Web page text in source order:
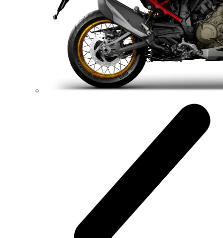
Streetfighter V4
214 hp
Výkon
120 Nm Krútiaci moment
191 kg Váha bez benzínu
Konfigurátor Objavte viac
new V4 S
Streetfighter V4 S
214 hp Výkon
120 Nm Krútiaci moment
189 kg Váha bez benzínu